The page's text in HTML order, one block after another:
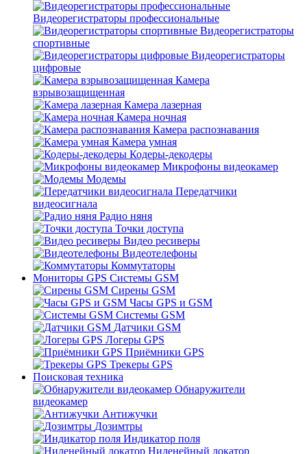
Видеорегистраторы профессиональные
Видеорегистраторы
спортивные
Видеорегистраторы
цифровые
Камера
взрывозащищенная
Камера лазерная
Камера ночная
Камера распознавания
Камера умная
Кодеры-декодеры
Микрофоны видеокамер
Модемы
Передатчики
видеосигнала
Радио няня
Точки доступа
Видео ресиверы
Видеотелефоны
Коммутаторы
Мониторы GPS Системы GSM
Сирены GSM
Часы GPS и GSM
Системы GSM
Датчики GSM
Логеры GPS
Приёмники GPS
Трекеры GPS
Поисковая техника
Обнаружители
видеокамер
Антижучки
Дозимтры
Индикатор поля
Ниленейный локатор